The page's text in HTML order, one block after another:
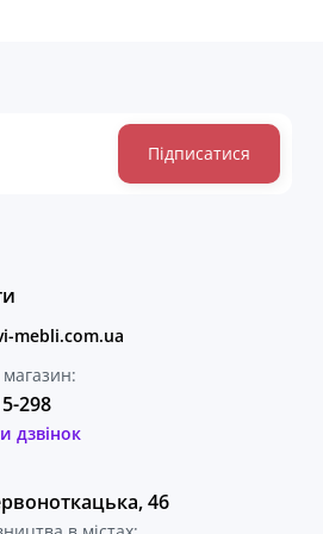
Підписатися
mebli.com.ua
магазин:
298
дзвінок
46